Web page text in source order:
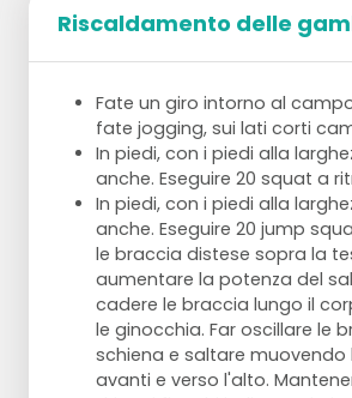
della scala e posizionarlo
successivo (movimento di
corpo)
poi toccare il piede sinistro
della scala e posizionarlo
successivo
gradino; zoppicare con 2 piedi
Esercizio 4
iniziare accanto alla scala
piedi rivolte verso la scala
fare un passo con entrambi
prima sezione e passare
sezione successiva
poi di nuovo all'indietro
Riscaldamento delle
Fate un giro intorno al
fate jogging, sui lati corti
In piedi, con i piedi alla
anche. Eseguire 20 squat a
In piedi, con i piedi alla
anche. Eseguire 20 jump
le braccia distese sopra la
aumentare la potenza del
cadere le braccia lungo il
le ginocchia. Far oscillare le
schiena e saltare muovendo
avanti e verso l'alto.